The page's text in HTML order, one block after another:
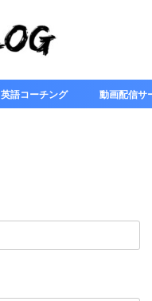
英語コーチング 動画配信サ